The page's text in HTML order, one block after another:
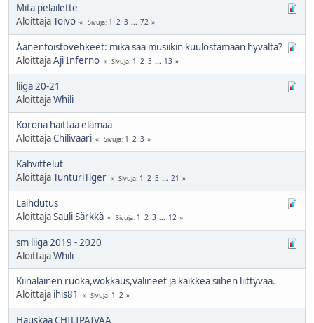
Mitä pelailette
AloittajaToivo Sivuja 1 2 3 ... 72
Äänentoistovehkeet: mikä saa musiikin kuulostamaan hyvältä?
AloittajaAji Inferno Sivuja 1 2 3 ... 13
liiga 20-21
AloittajaWhili
Korona haittaa elämää
AloittajaChilivaari Sivuja 1 2 3
Kahvittelut
AloittajaTunturiTiger Sivuja 1 2 3 ... 21
Laihdutus
AloittajaSauli Särkkä Sivuja 1 2 3 ... 12
sm liiga 2019 - 2020
AloittajaWhili
Kiinalainen ruoka,wokkaus,välineet ja kaikkea siihen liittyvää.
Aloittaja ihis81 Sivuja 1 2
Hauskaa CHILIPÄIVÄÄ